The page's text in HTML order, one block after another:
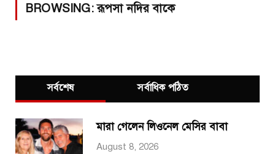
BROWSING:রূপসা নদির বাকে
সর্বশেষ সর্বাধিক পঠিত
মারা গেলেন লিওনেল মেসির বাবা
August 8, 2026